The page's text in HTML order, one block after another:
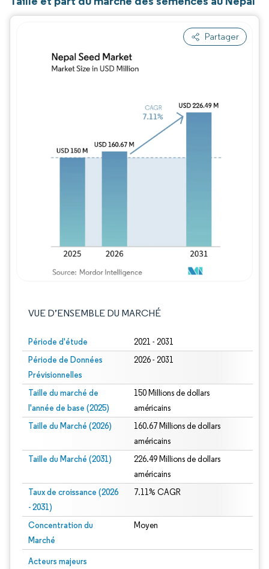
Partager
VUE D’ENSEMBLE DU MARCHÉ
Période d'étude 2021 - 2031
Période de Données
Prévisionnelles
2026 - 2031
Taille du marché de
l'année de base (2025)
150 Millions de dollars
américains
Taille du Marché (2026)
160.67 Millions de dollars
américains
Taille du Marché (2031)
226.49 Millions de dollars
américains
Taux de croissance (2026
- 2031)
7.11% CAGR
Concentration du
Marché
Moyen
Acteurs majeurs
Image © Mordor Intelligence. La réutilisation nécessite une attribution sous CC